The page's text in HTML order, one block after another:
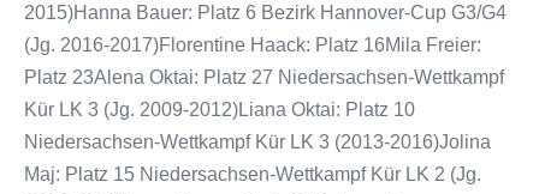
2015)Hanna Bauer: Platz 6 Bezirk Hannover-Cup G3/G4
(Jg. 2016-2017)Florentine Haack: Platz 16Mila Freier:
Platz 23Alena Oktai: Platz 27 Niedersachsen-Wettkampf
Kür LK 3 (Jg. 2009-2012)Liana Oktai: Platz 10
Niedersachsen-Wettkampf Kür LK 3 (2013-2016)Jolina
Maj: Platz 15 Niedersachsen-Wettkampf Kür LK 2 (Jg.